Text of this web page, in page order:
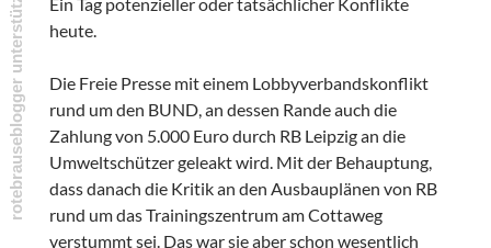
Ein Tag potenzieller oder tatsächlicher Konflikte
heute.
Die Freie Presse mit einem Lobbyverbandskonflikt
rund um den BUND, an dessen Rande auch die
Zahlung von 5.000 Euro durch RB Leipzig an die
Umweltschützer geleakt wird. Mit der Behauptung,
dass danach die Kritik an den Ausbauplänen von RB
rund um das Trainingszentrum am Cottaweg
verstummt sei. Das war sie aber schon wesentlich
rotebrauseblogger unterstützen